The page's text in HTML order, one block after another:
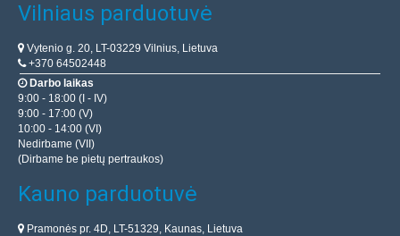
Vilniaus parduotuvė
Vytenio g. 20, LT-03229 Vilnius, Lietuva
+370 64502448
Darbo laikas
9:00 - 18:00 (I - IV)
9:00 - 17:00 (V)
10:00 - 14:00 (VI)
Nedirbame (VII)
(Dirbame be pietų pertraukos)
Kauno parduotuvė
Pramonės pr. 4D, LT-51329, Kaunas, Lietuva